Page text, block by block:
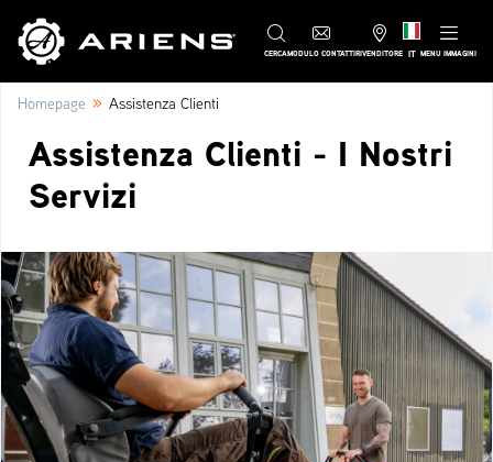
CERCAMODULO CONTATTIRIVENDITORE IT MENU IMMAGINI
Homepage » Assistenza Clienti
Assistenza Clienti - I Nostri
Servizi